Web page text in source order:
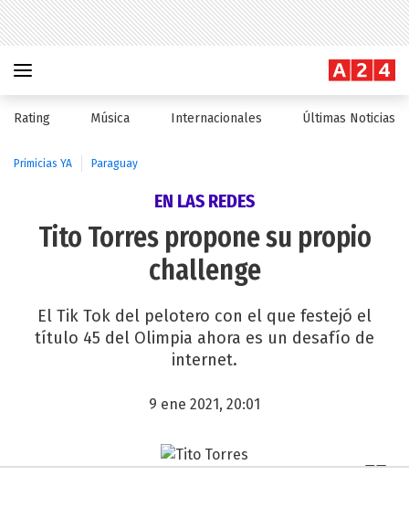
Rating Música Internacionales Últimas Noticias
Primicias YA Paraguay
EN LAS REDES
Tito Torres propone su propio
challenge
El Tik Tok del pelotero con el que festejó el
título 45 del Olimpia ahora es un desafío de
internet.
9 ene 2021, 20:01